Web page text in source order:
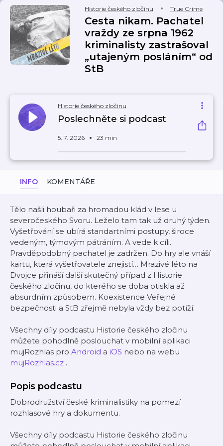
Historie českého zločinu True Crime
Cesta nikam. Pachatel
vraždy ze srpna 1962
kriminalisty zastrašoval
„utajeným posláním“ od
StB
Historie českého zločinu
Poslechněte si podcast
5. 7. 2026 23 min
INFO KOMENTÁŘE
Tělo našli houbaři za hromadou klád v lese u
severočeského Svoru. Leželo tam tak už druhý týden.
Vyšetřování se ubírá standartními postupy, široce
vedeným, týmovým pátráním. A vede k cíli.
Pravděpodobný pachatel je zadržen. Do hry ale vnáší
kartu, která vyšetřovatele znejistí… Mrazivé léto na
Dvojce přináší další skutečný případ z Historie
českého zločinu, do kterého se doba otiskla až
absurdním způsobem. Koexistence Veřejné
bezpečnosti a StB zřejmě nebyla vždy bez potíží.
Všechny díly podcastu Historie českého zločinu
můžete pohodlně poslouchat v mobilní aplikaci
mujRozhlas pro Android a iOS nebo na webu
mujRozhlas.cz .
Popis podcastu
Dobrodružství české kriminalistiky na pomezí
rozhlasové hry a dokumentu.
Všechny díly podcastu Historie českého zločinu